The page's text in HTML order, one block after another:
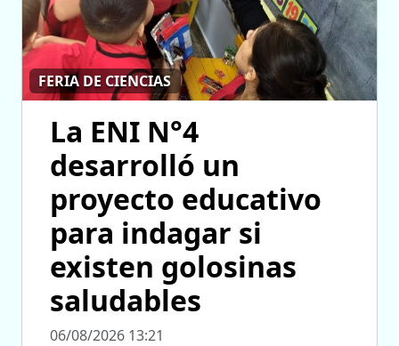
FERIA DE CIENCIAS
La ENI N°4
desarrolló un
proyecto educativo
para indagar si
existen golosinas
saludables
06/08/2026 13:21